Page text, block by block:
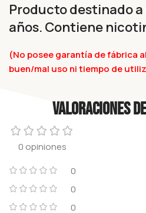
Producto destinado a
años. Contiene
(No posee garantía de fábrica
buen/mal uso ni tiempo de
Valoraciones
0 opiniones
0
0
0